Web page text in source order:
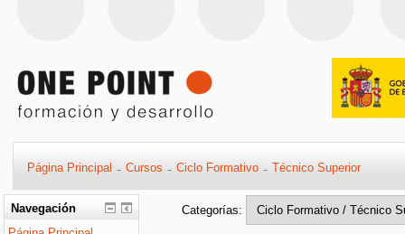
Página Principal Cursos Ciclo Formativo Técnico Superior
Categorías:
Navegación